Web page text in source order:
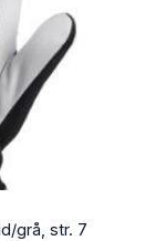
grå, str. 7